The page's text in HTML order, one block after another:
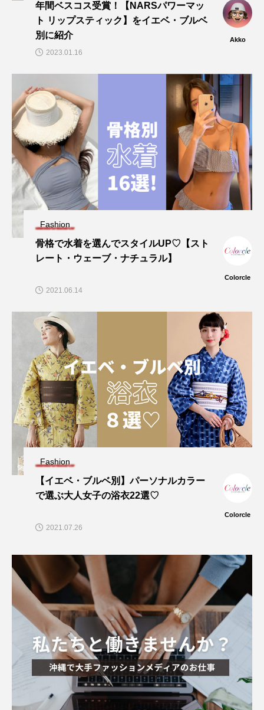
年間ベスコス受賞！【NARSパワーマッ
ト リップスティック】をイエベ・ブルベ
別に紹介
Akko
2023.01.16
Fashion
骨格で水着を選んでスタイルUP♡【スト
レート・ウェーブ・ナチュラル】
Colorcle
2021.06.14
Fashion
【イエベ・ブルベ別】パーソナルカラー
で選ぶ大人女子の浴衣22選♡
Colorcle
2021.07.26